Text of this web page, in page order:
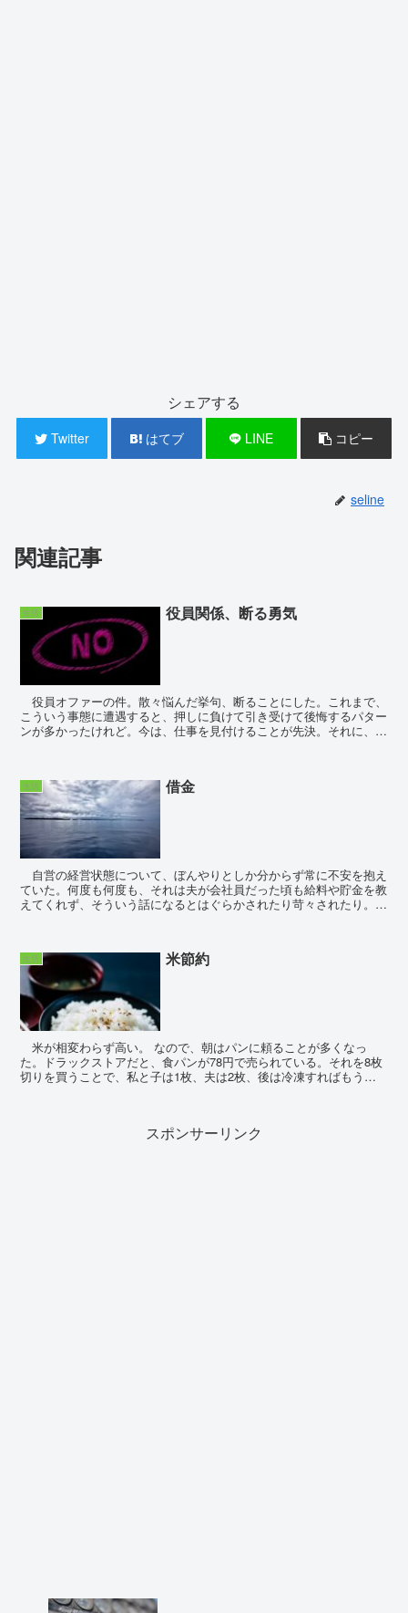
シェアする
Twitter はてブ LINE コピー
seline
関連記事
生活 役員関係、断る勇気
役員オファーの件。散々悩んだ挙句、断ることにした。これまで、
こういう事態に遭遇すると、押しに負けて引き受けて後悔するパター
ンが多かったけれど。今は、仕事を見付けることが先決。それに、自
生活 借金
自営の経営状態について、ぼんやりとしか分からず常に不安を抱え
ていた。何度も何度も、それは夫が会社員だった頃も給料や貯金を教
えてくれず、そういう話になるとはぐらかされたり苛々されたり。何
生活 米節約
米が相変わらず高い。 なので、朝はパンに頼ることが多くなっ
た。ドラックストアだと、食パンが78円で売られている。それを8枚
切りを買うことで、私と子は1枚、夫は2枚、後は冷凍すればもう一
スポンサーリンク